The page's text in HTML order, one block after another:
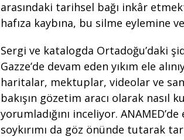
arasındaki tarihsel bağı inkâr
hafıza kaybına, bu silme eylemine
Sergi ve katalogda Ortadoğu’daki
Gazze’de devam eden yıkım ele
haritalar, mektuplar, videolar ve
bakışın gözetim aracı olarak nasıl
yorumladığını inceliyor.
soykırımı da göz önünde tutarak